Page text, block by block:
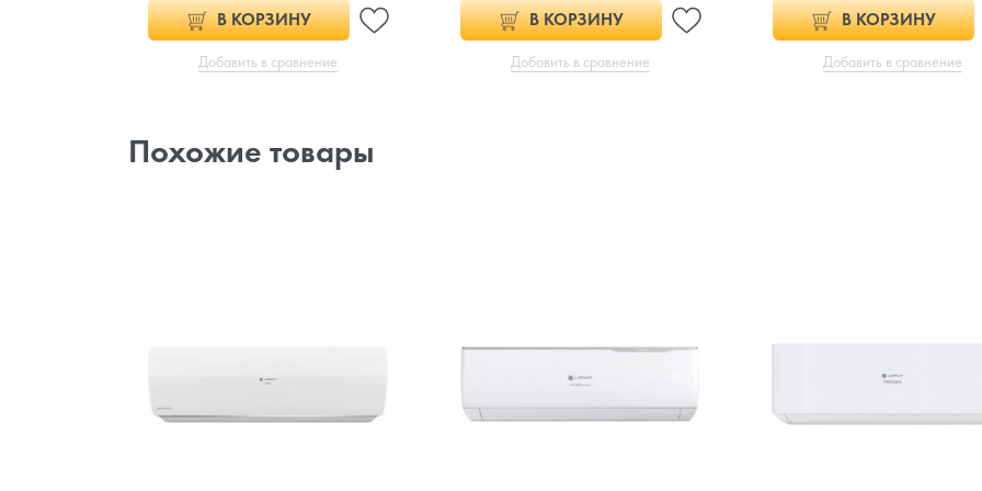
В КОРЗИНУ
Добавить в сравнение
В КОРЗИНУ
Добавить в сравнение
В КОРЗИНУ
Добавить в сравнение
Похожие товары